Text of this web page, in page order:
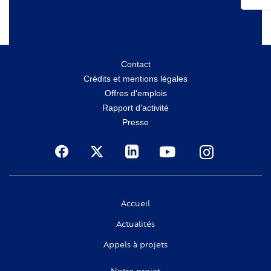
Contact
Crédits et mentions légales
Offres d'emplois
Rapport d'activité
Presse
Social
Accueil
Actualités
Appels à projets